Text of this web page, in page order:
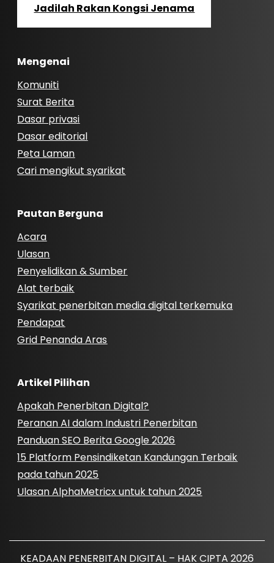
Jadilah Rakan Kongsi Jenama
Mengenai
Komuniti
Surat Berita
Dasar privasi
Dasar editorial
Peta Laman
Cari mengikut syarikat
Pautan Berguna
Acara
Ulasan
Penyelidikan & Sumber
Alat terbaik
Syarikat penerbitan media digital terkemuka
Pendapat
Grid Penanda Aras
Artikel Pilihan
Apakah Penerbitan Digital?
Peranan AI dalam Industri Penerbitan
Panduan SEO Berita Google 2026
15 Platform Pensindiketan Kandungan Terbaik
pada tahun 2025
Ulasan AlphaMetricx untuk tahun 2025
KEADAAN PENERBITAN DIGITAL – HAK CIPTA 2026